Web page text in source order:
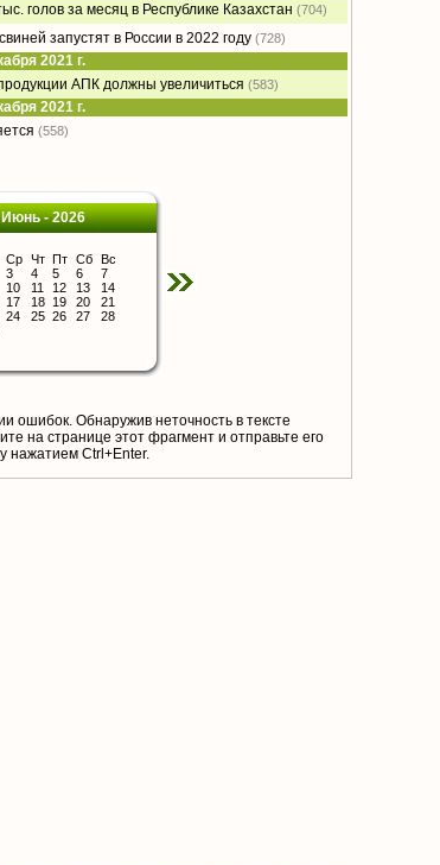
голов за месяц в Республике Казахстан (704)
запустят в России в 2022 году (728)
2021 г.
АПК должны увеличиться (583)
2021 г.
(558)
Июнь - 2026
Ср Чт Пт Сб Вс
3 4 5 6
7
10 11 12 13
14
17 18 19 20
21
24 25 26 27
28
ошибок. Обнаружив неточность в тексте
на странице этот фрагмент и отправьте его
нажатием Ctrl+Enter.